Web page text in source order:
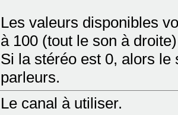
Les valeurs disponibles
à 100 (tout le son à
Si la stéréo est 0, alors
parleurs.
Le canal à utiliser.